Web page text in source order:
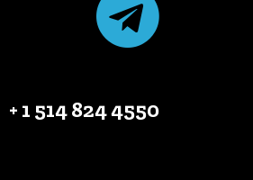
4550 824 514 1 +